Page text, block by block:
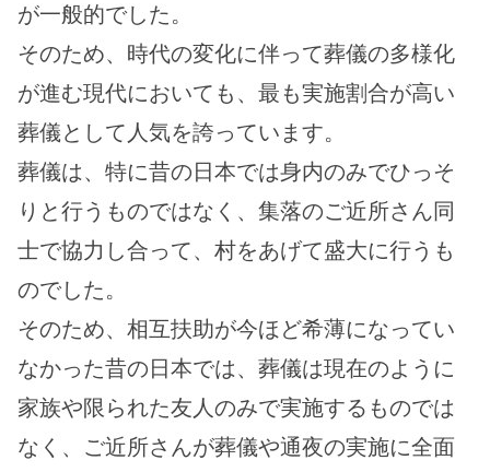
が一般的でした。
そのため、時代の変化に伴って葬儀の多様化
が進む現代においても、最も実施割合が高い
葬儀として人気を誇っています。
葬儀は、特に昔の日本では身内のみでひっそ
りと行うものではなく、集落のご近所さん同
士で協力し合って、村をあげて盛大に行うも
のでした。
そのため、相互扶助が今ほど希薄になってい
なかった昔の日本では、葬儀は現在のように
家族や限られた友人のみで実施するものでは
なく、ご近所さんが葬儀や通夜の実施に全面